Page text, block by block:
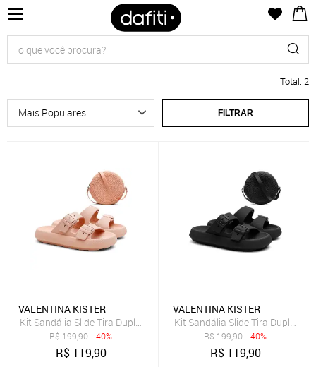
Total: 2
FILTRAR
VALENTINA KISTER
Kit Sandália Slide Tira Dupla Fivela + Bolsa Quebek Casual
R$199,90 - 40%
R$ 119,90
VALENTINA KISTER
Kit Sandália Slide Tira Dupla
R$199,90 - 40%
R$ 119,90